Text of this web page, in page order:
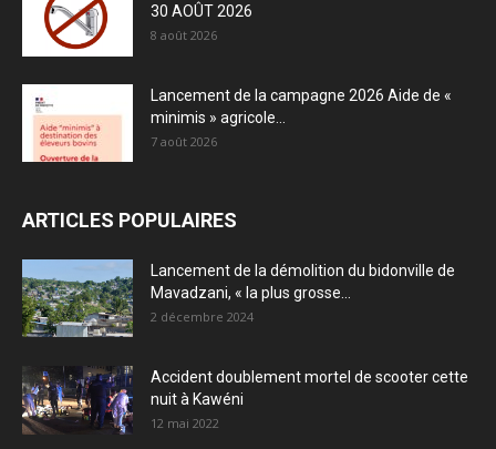
30 AOÛT 2026
8 août 2026
Lancement de la campagne 2026 Aide de «
minimis » agricole...
7 août 2026
ARTICLES POPULAIRES
Lancement de la démolition du bidonville de
Mavadzani, « la plus grosse...
2 décembre 2024
Accident doublement mortel de scooter cette
nuit à Kawéni
12 mai 2022